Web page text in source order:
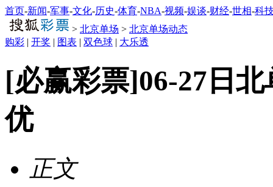
首页-新闻-军事-文化-历史-体育-NBA-视频-娱谈-财经-世相-科
> 北京单场 > 北京单场动态
购彩 | 开奖 | 图表 | 双色球 | 大乐透
[必赢彩票]06-27日
优
正文